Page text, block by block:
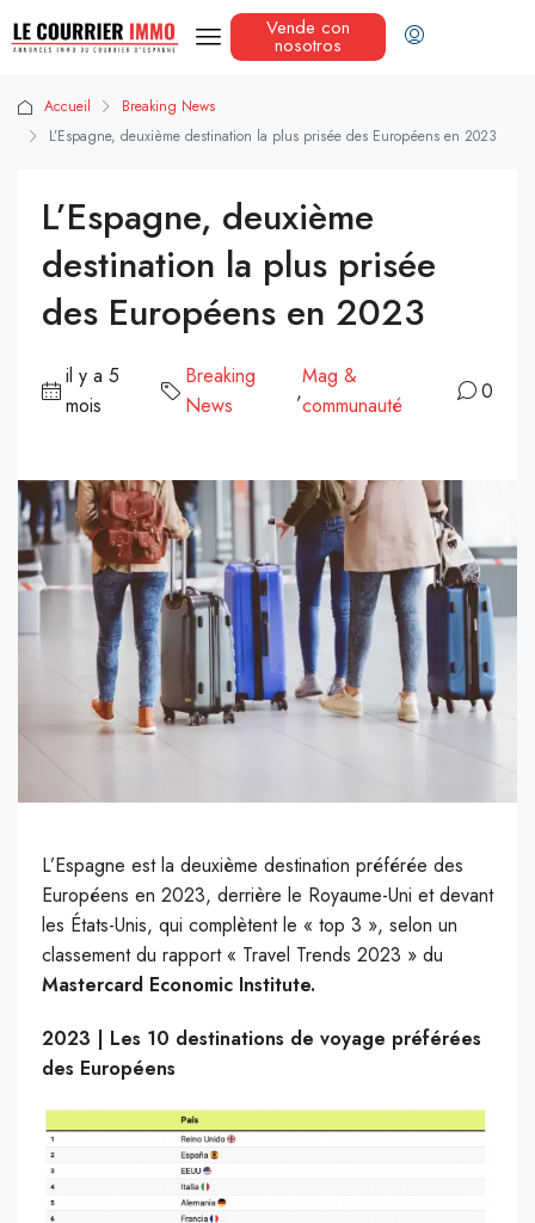
Vende con
nosotros
Accueil
Breaking News
L’Espagne, deuxième destination la plus prisée des Européens en 2023
L’Espagne, deuxième
destination la plus prisée
des Européens en 2023
il y a 5
mois
Breaking
News
,
Mag &
communauté
0
L’Espagne est la deuxième destination préférée des
Européens en 2023, derrière le Royaume-Uni et devant
les États-Unis, qui complètent le « top 3 », selon un
classement du rapport « Travel Trends 2023 » du
Mastercard Economic Institute.
2023 | Les 10 destinations de voyage préférées
des Européens